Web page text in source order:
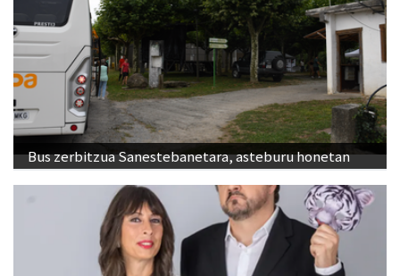
Bus zerbitzua Sanestebanetara, asteburu honetan